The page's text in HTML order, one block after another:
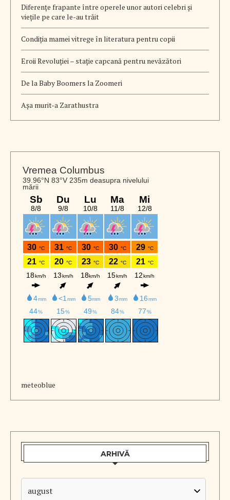
Diferențe frapante între operele unor autori celebri și
viețile pe care le-au trăit
Condiția mamei vitrege în literatura pentru copii
Eroii Revoluției – stație capcană pentru nevăzători
De la Baby Boomers la Zoomeri
Aşa murit-a Zarathustra
meteoblue
ARHIVĂ